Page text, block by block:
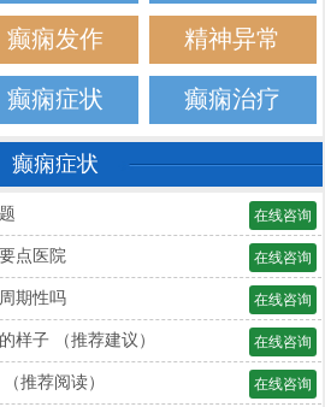
癫痫发作 精神异常
癫痫症状 癫痫治疗
癫痫症状
在线咨询
点医院 在线咨询
期性吗 在线咨询
样子 （推荐建议） 在线咨询
推荐阅读） 在线咨询